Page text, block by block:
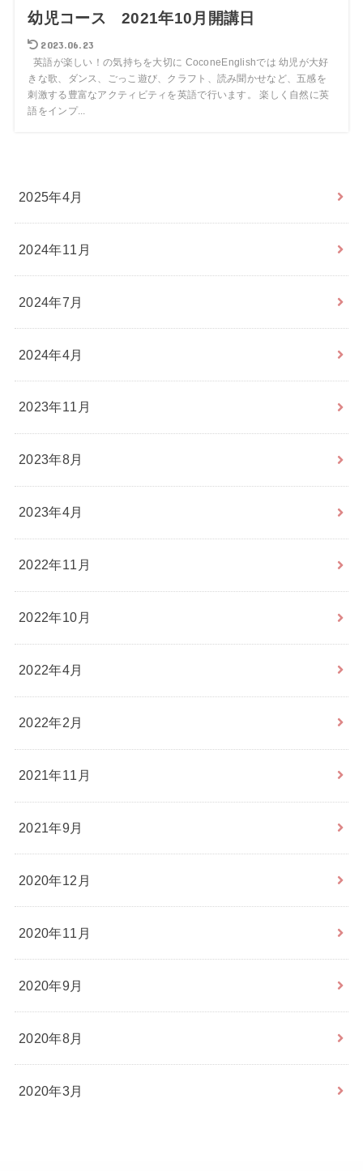
幼児コース 2021年10月開講日
2023.06.23
英語が楽しい！の気持ちを大切に CoconeEnglishでは 幼児が大好
きな歌、ダンス、ごっこ遊び、クラフト、読み聞かせなど、五感を
刺激する豊富なアクティビティを英語で行います。 楽しく自然に英
語をインプ...
2025年4月
2024年11月
2024年7月
2024年4月
2023年11月
2023年8月
2023年4月
2022年11月
2022年10月
2022年4月
2022年2月
2021年11月
2021年9月
2020年12月
2020年11月
2020年9月
2020年8月
2020年3月